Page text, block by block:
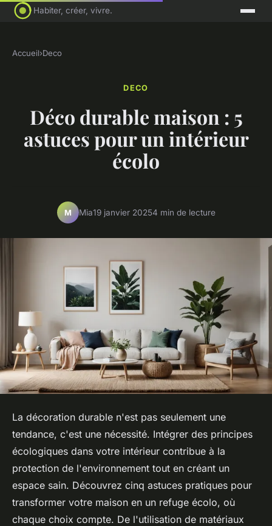
Habiter, créer, vivre.
Accueil›Deco
DECO
Déco durable maison : 5
astuces pour un intérieur
écolo
M Mia19 janvier 20254 min de lecture
La décoration durable n'est pas seulement une
tendance, c'est une nécessité. Intégrer des principes
écologiques dans votre intérieur contribue à la
protection de l'environnement tout en créant un
espace sain. Découvrez cinq astuces pratiques pour
transformer votre maison en un refuge écolo, où
chaque choix compte. De l'utilisation de matériaux